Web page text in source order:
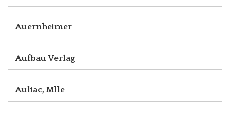
Auernheimer
Aufbau Verlag
Auliac, Mlle